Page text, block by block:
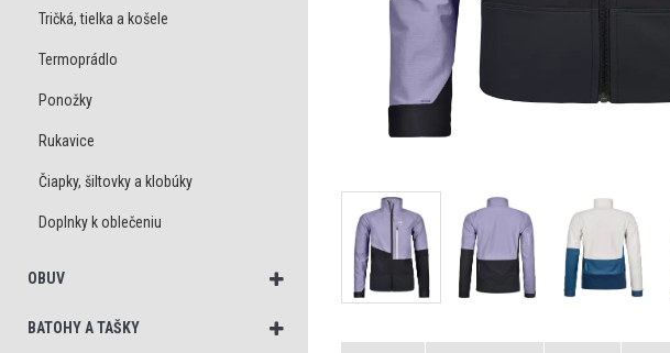
Tričká, tielka a košele
Termoprádlo
Ponožky
Rukavice
Čiapky, šiltovky a klobúky
Doplnky k oblečeniu
OBUV
BATOHY A TAŠKY